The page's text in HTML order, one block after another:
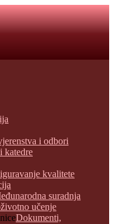
i odbori
katedre
kvalitete
suradnja
učenje
Dokumenti,